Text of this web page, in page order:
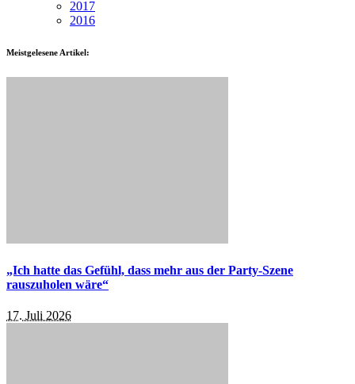
2017
2016
Meistgelesene Artikel:
„Ich hatte das Gefühl, dass mehr aus der Party-Szene
rauszuholen wäre“
17. Juli 2026